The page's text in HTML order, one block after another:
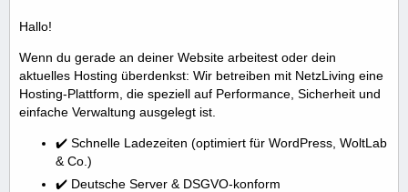
Hallo!
Wenn du gerade an deiner Website arbeitest oder dein
aktuelles Hosting überdenkst: Wir betreiben mit NetzLiving eine
Hosting-Plattform, die speziell auf Performance, Sicherheit und
einfache Verwaltung ausgelegt ist.
✔️ Schnelle Ladezeiten (optimiert für WordPress, WoltLab
& Co.)
✔️ Deutsche Server & DSGVO-konform